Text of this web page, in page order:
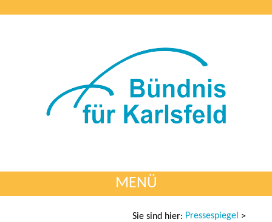
MENÜ
Sie sind hier: Pressespiegel >